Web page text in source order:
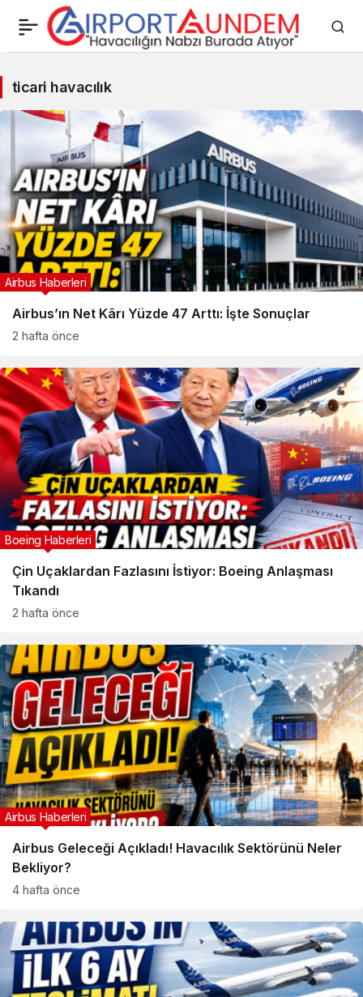
havacılık
Haberleri
ticari havacılık
Airbus’ın Net Kârı Yüzde 47 Arttı: İşte Sonuçlar
Airbus Haberleri
2 hafta önce
Çin Uçaklardan Fazlasını İstiyor: Boeing Anlaşması
Tıkandı
Boeing Haberleri
2 hafta önce
Airbus Geleceği Açıkladı! Havacılık Sektörünü Neler
Bekliyor?
Airbus Haberleri
4 hafta önce